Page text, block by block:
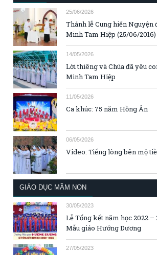
25/06/2026
Thánh lễ Cung hiến Nguyện
Minh Tam Hiệp (25/06/2016)
14/05/2026
Lời thiêng và Chúa đã yêu
Minh Tam Hiệp
11/05/2026
Ca khúc: 75 năm Hồng Ân
06/05/2026
Video: Tiếng lòng bên mộ
GIÁO DỤC MẦM NON
30/05/2023
Lễ Tổng kết năm học 2022
Mẫu giáo Hướng Dương
27/05/2023